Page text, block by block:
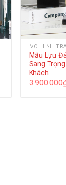
MÔ HÌNH
Mẫu Lựu
Sang
Khách
3.900.000